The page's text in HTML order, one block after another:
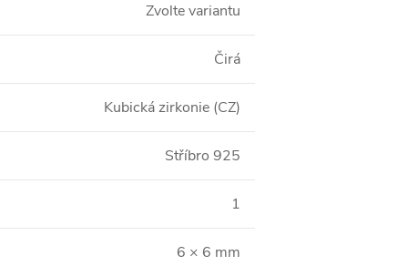
Zvolte variantu
Čirá
Kubická zirkonie (CZ)
Stříbro 925
1
6 × 6 mm